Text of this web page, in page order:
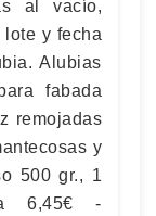
al vacío,
y fecha
Alubias
fabada
remojadas
y
500 gr., 1
6,45€ -